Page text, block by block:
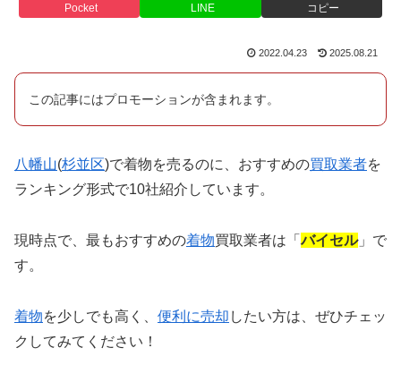
Pocket LINE コピー
2022.04.23 2025.08.21
この記事にはプロモーションが含まれます。
八幡山(杉並区)で着物を売るのに、おすすめの買取業者を
ランキング形式で10社紹介しています。
現時点で、最もおすすめの着物買取業者は「バイセル」で
す。
着物を少しでも高く、 便利に売却 したい方は、 ぜひチェッ
クしてみてください！